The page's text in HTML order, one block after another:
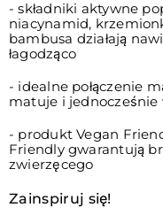
- składniki aktywne
niacynamid,
bambusa działają
łagodząco
- idealne połączenie
matuje i jednocześnie
- produkt Vegan
Friendly gwarantują
zwierzęcego
Zainspiruj się!